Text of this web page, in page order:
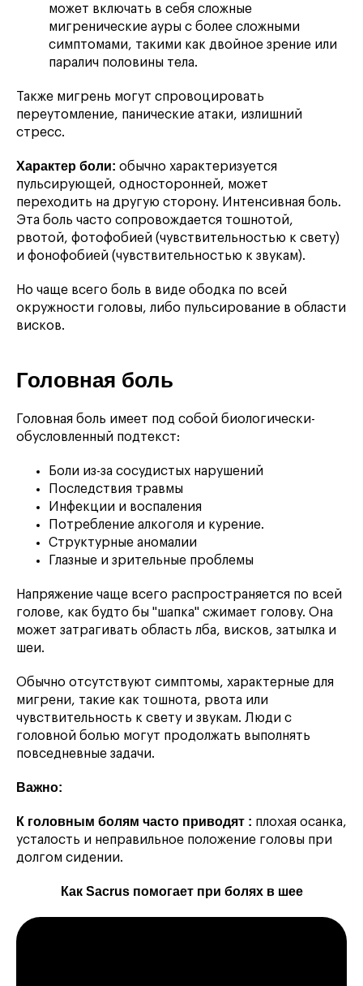
может включать в себя сложные
мигренические ауры с более сложными
симптомами, такими как двойное зрение или
паралич половины тела.
Также мигрень могут спровоцировать
переутомление, панические атаки, излишний
стресс.
Характер боли: обычно характеризуется
пульсирующей, односторонней, может
переходить на другую сторону. Интенсивная боль.
Эта боль часто сопровождается тошнотой,
рвотой, фотофобией (чувствительностью к свету)
и фонофобией (чувствительностью к звукам).
Но чаще всего боль в виде ободка по всей
окружности головы, либо пульсирование в области
висков.
Головная боль
Головная боль имеет под собой биологически-
обусловленный подтекст:
Боли из-за сосудистых нарушений
Последствия травмы
Инфекции и воспаления
Потребление алкоголя и курение.
Структурные аномалии
Глазные и зрительные проблемы
Напряжение чаще всего распространяется по всей
голове, как будто бы "шапка" сжимает голову. Она
может затрагивать область лба, висков, затылка и
шеи.
Обычно отсутствуют симптомы, характерные для
мигрени, такие как тошнота, рвота или
чувствительность к свету и звукам. Люди с
головной болью могут продолжать выполнять
повседневные задачи.
Важно:
К головным болям часто приводят : плохая осанка,
усталость и неправильное положение головы при
долгом сидении.
Как Sacrus помогает при болях в шее